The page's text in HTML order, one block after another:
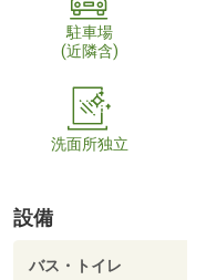
駐車場
(近隣含)
洗面所独立
設備
バス・トイレ